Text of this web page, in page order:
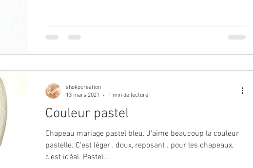
Couleur pastel
Chapeau mariage pastel bleu. J'aime beaucoup la couleur
pastelle. C'est léger , doux, reposant . pour les chapeaux,
c'est idéal. Pastel...
shokocreation
13 mars 2021
1 min de lecture